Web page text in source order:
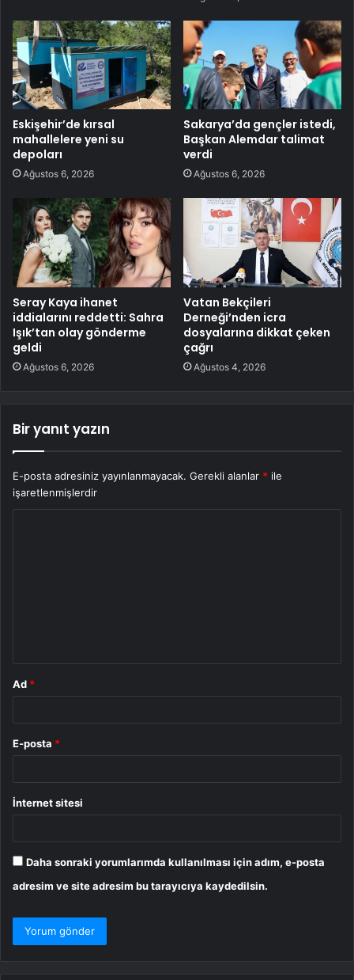
Eskişehir’de kırsal
mahallelere yeni su
depoları
Ağustos 6, 2026
Sakarya’da gençler istedi,
Başkan Alemdar talimat
verdi
Ağustos 6, 2026
Seray Kaya ihanet
iddialarını reddetti: Sahra
Işık’tan olay gönderme
geldi
Ağustos 6, 2026
Vatan Bekçileri
Derneği’nden icra
dosyalarına dikkat çeken
çağrı
Ağustos 4, 2026
Bir yanıt yazın
E-posta adresiniz yayınlanmayacak. Gerekli alanlar * ile
işaretlenmişlerdir
Ad *
E-posta *
İnternet sitesi
Daha sonraki yorumlarımda kullanılması için adım, e-posta
adresim ve site adresim bu tarayıcıya kaydedilsin.